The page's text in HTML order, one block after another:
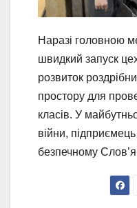
Наразі головною
швидкий запуск
розвиток
простору для
класів. У
війни,
безпечному